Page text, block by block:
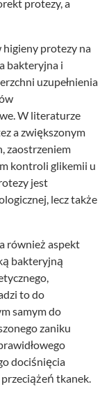
protezy, a
higieny protezy na
bakteryjna i
uzupełnienia
W literaturze
a zwiększonym
zaostrzeniem
kontroli glikemii u
jest
lecz także
również aspekt
bakteryjną
to do
samym do
zaniku
dociśnięcia
przeciążeń tkanek.